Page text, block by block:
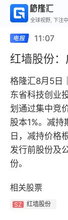
全球视野, 下注
11:07
红墙股份
格隆汇8月5日
东省科技创业
划通过集中竞
股本1%。减
日，减持价格
发行前股份及
份。
相关股票
SZ 红墙股份